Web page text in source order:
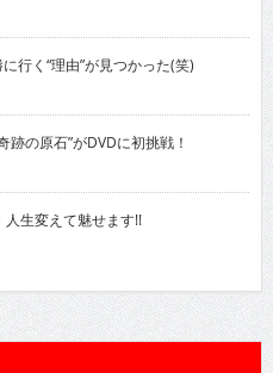
行く“理由”が見つかった(笑)
の原石”がDVDに初挑戦！
生変えて魅せます!!